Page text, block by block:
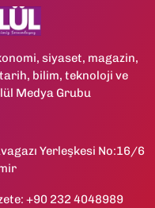
siyaset, magazin,
bilim, teknoloji ve
Medya Grubu
Yerleşkesi No:16/6
+90 232 4048989